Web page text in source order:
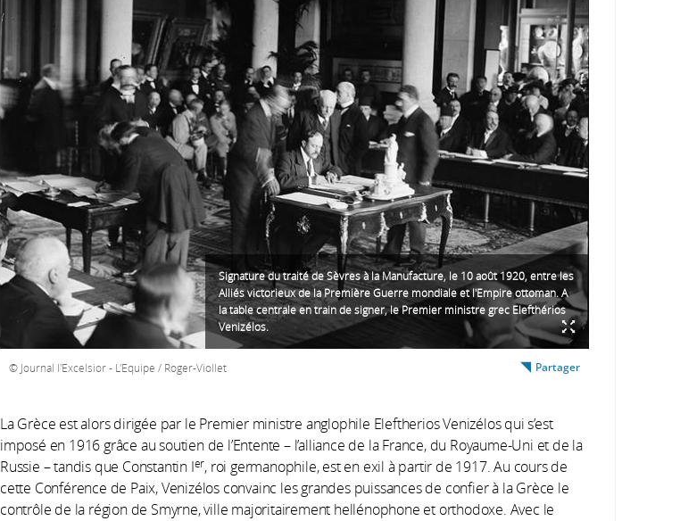
Signature du traité de Sèvres à la Manufacture, le 10 août 1920, entre les
Alliés victorieux de la Première Guerre mondiale et l'Empire ottoman. A
la table centrale en train de signer, le Premier ministre grec Elefthérios
Venizélos.
Journal l'Excelsior - L'Equipe / Roger-Viollet Partager
La Grèce est alors dirigée par le Premier ministre anglophile Eleftherios Venizélos qui s’est
imposé en 1916 grâce au soutien de l’Entente – l’alliance de la France, du Royaume-Uni et de la
Russie – tandis que Constantin Ier, roi germanophile, est en exil à partir de 1917. Au cours de
cette Conférence de Paix, Venizélos convainc les grandes puissances de confier à la Grèce le
contrôle de la région de Smyrne, ville majoritairement hellénophone et orthodoxe. Avec le